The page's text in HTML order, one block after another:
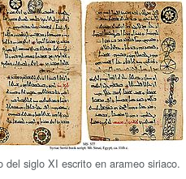
del siglo XI escrito en arameo siriaco.